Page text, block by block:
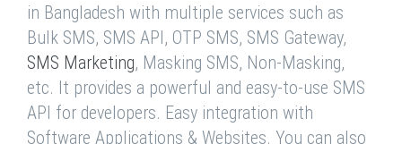
in Bangladesh with multiple services such as
Bulk SMS, SMS API, OTP SMS, SMS Gateway,
SMS Marketing, Masking SMS, Non-Masking,
etc. It provides a powerful and easy-to-use SMS
API for developers. Easy integration with
Software Applications & Websites. You can also